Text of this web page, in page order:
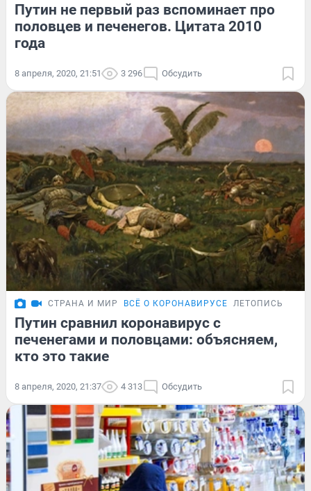
Путин не первый раз вспоминает про
половцев и печенегов. Цитата 2010
года
8 апреля, 2020, 21:51 3 296 Обсудить
СТРАНА И МИР ВСЁ О КОРОНАВИРУСЕ ЛЕТОПИСЬ
Путин сравнил коронавирус с
печенегами и половцами: объясняем,
кто это такие
8 апреля, 2020, 21:37 4 313 Обсудить